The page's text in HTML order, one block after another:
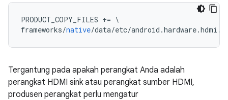
PRODUCT_COPY_FILES += \
frameworks/native/data/etc/android .hardware.hdmi .
Tergantung pada apakah perangkat Anda adalah
perangkat HDMI sink atau perangkat sumber HDMI,
produsen perangkat perlu mengatur